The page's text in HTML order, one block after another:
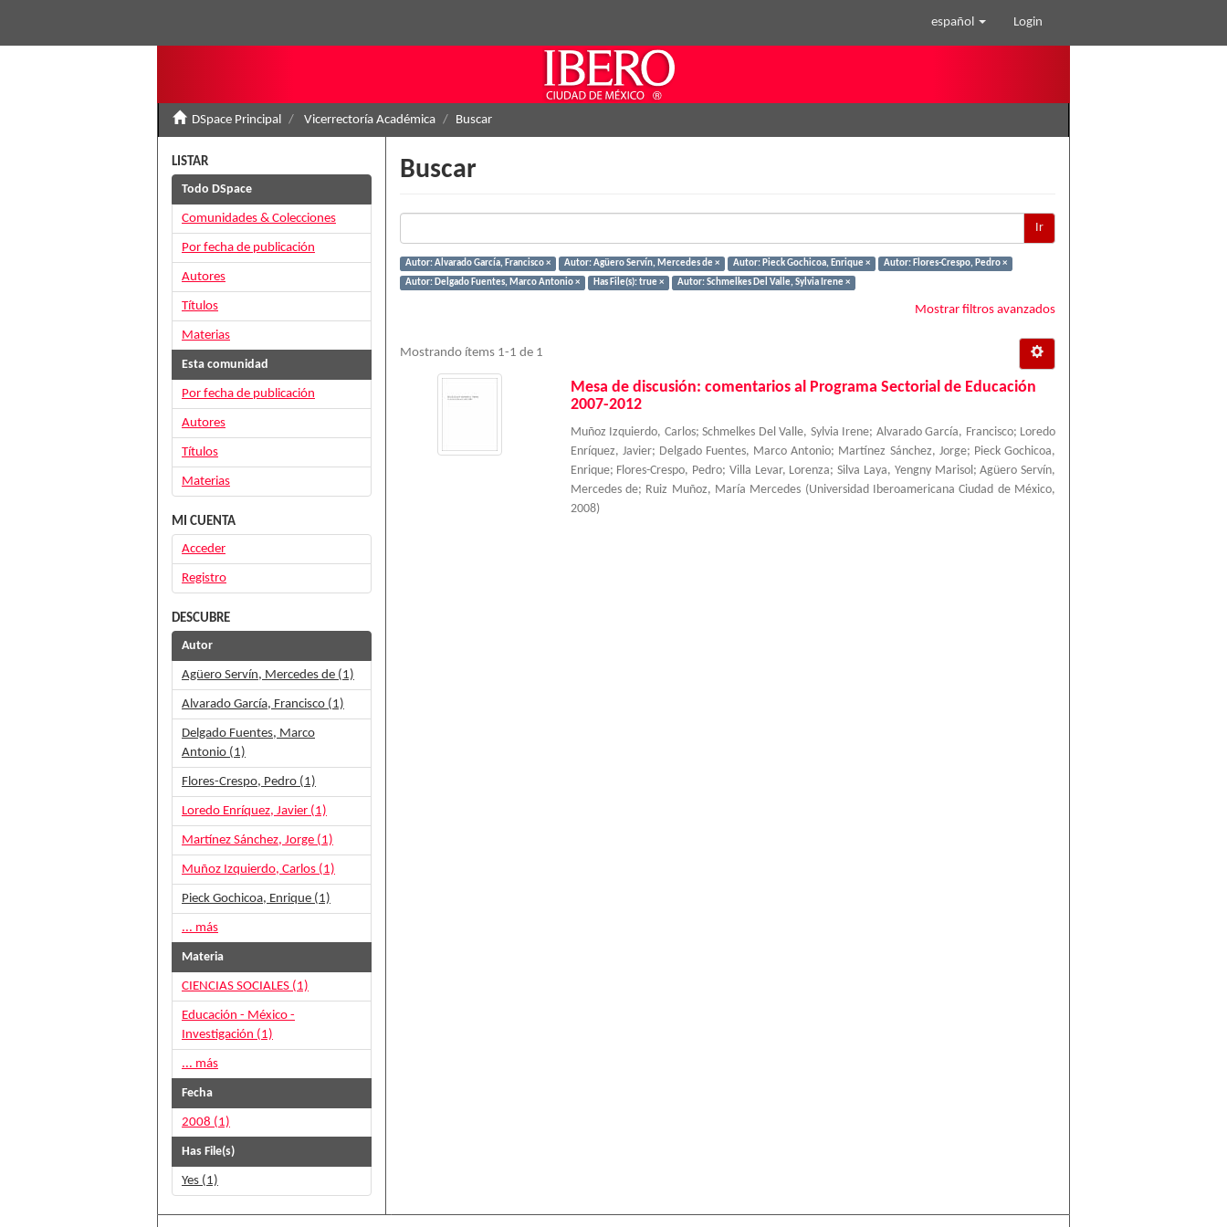
español Login
DSpace Principal Vicerrectoría Académica Buscar
Buscar
Ir
Autor: Alvarado García, Francisco × Autor: Agüero Servín, Mercedes de × Autor: Pieck Gochicoa, Enrique ×
Autor: Flores-Crespo, Pedro ×
Autor: Delgado Fuentes, Marco Antonio ×
Has File(s): true × Autor: Schmelkes Del Valle, Sylvia Irene ×
Mostrar filtros avanzados
Mostrando ítems 1-1 de 1
Mesa de discusión: comentarios al Programa Sectorial de Educación
2007-2012
Muñoz Izquierdo, Carlos;Schmelkes Del Valle, Sylvia Irene; Alvarado García, Francisco; Loredo
Enríquez, Javier; Delgado Fuentes, Marco Antonio; Martínez Sánchez, Jorge; Pieck Gochicoa,
Enrique; Flores-Crespo, Pedro; Villa Levar, Lorenza;Silva Laya, Yengny Marisol ;Agüero Servín,
Mercedes de; Ruiz Muñoz, María Mercedes (Universidad Iberoamericana Ciudad de México,
2008)
LISTAR
Todo DSpace
Comunidades & Colecciones
Por fecha de publicación
Autores
Títulos
Materias
Esta comunidad
Por fecha de publicación
Autores
Títulos
Materias
MI CUENTA
Acceder
Registro
DESCUBRE
Autor
Agüero Servín, Mercedes de (1)
Alvarado García, Francisco (1)
Delgado Fuentes, Marco
Antonio (1)
Flores-Crespo, Pedro (1)
Loredo Enríquez, Javier (1)
Martínez Sánchez, Jorge (1)
Muñoz Izquierdo, Carlos (1)
Pieck Gochicoa, Enrique (1)
... más
Materia
CIENCIAS SOCIALES (1)
Educación - México -
Investigación (1)
... más
Fecha
2008 (1)
Has File(s)
Yes (1)